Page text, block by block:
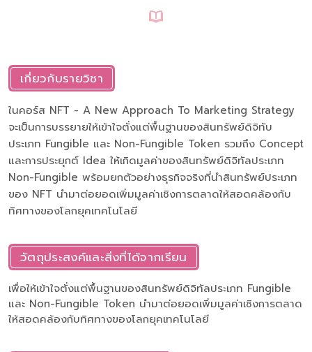
เกี่ยวกับรายวิชา
ในคอร์ส NFT - A New Approach To Marketing Strategy
จะเป็นการบรรยายให้เข้าใจตั่งแต่พื้นฐานของสินทรัพย์ดิจิทับ
ประเภท Fungible และ Non-Fungible Token รวมถึง Concept
และการประยุกต์ Idea ให้เกิดมูลค่าของสินทรัพย์ดิจิทัลประเภท
Non-Fungible พร้อมยกตัวอย่างธุรกิจจริงที่นําสินทรัพย์ประเภท
ของ NFT นํามาต่อยอดเพิ่มมูลค่าเชิงการตลาดให้สอดคล้องกับ
ทิศทางของโลกยุคเทคโนโลยี
วัตถุประสงค์และสิ่งที่ได้จากเรียน
เพื่อให้เข้าใจตั่งแต่พื้นฐานของสินทรัพย์ดิจิทัลประเภท Fungible
และ Non-Fungible Token นํามาต่อยอดเพิ่มมูลค่าเชิงการตลาด
ให้สอดคล้องกับทิศทางของโลกยุคเทคโนโลยี